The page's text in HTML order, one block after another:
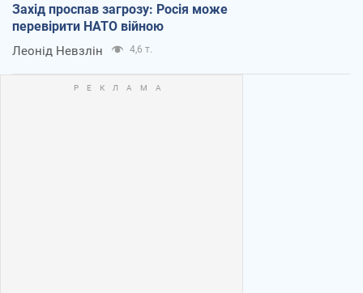
Захід проспав загрозу: Росія може
перевірити НАТО війною
Леонід Невзлін 4,6 т.